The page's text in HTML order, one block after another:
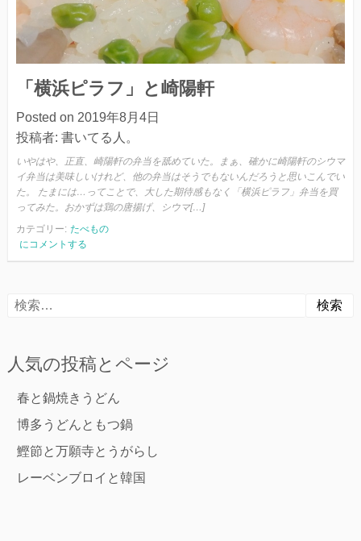
と
チ
ュ
「横浜ピラフ」と崎陽軒
Posted on 2019年8月4日
投稿者: 書いてる人。
いやはや、正直、崎陽軒の弁当を舐めていた。まぁ、確かに崎陽軒のシウマ
イ弁当は美味しいけれど、他の弁当はそうでもないんだろうと思いこんでい
た。 たまには…ってことで、大した期待感もなく「横浜ピラフ」弁当を買
ってみた。おかずは鶏の唐揚げ、シウマ[…]
カテゴリー: たべもの
「横
浜
フ」
軒
にコメントする
検
人気の投稿とページ
春と鍋焼きうどん
博多うどんともつ鍋
鰹節と万願寺とうがらし
レーベンブロイと韓国